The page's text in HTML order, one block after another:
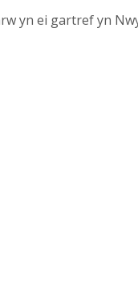
yn ei gartref yn